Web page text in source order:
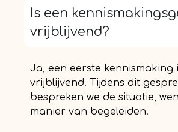
Is een
vrijblijvend?
Ja, een eerste kennismaking
vrijblijvend. Tijdens dit
bespreken we de situatie,
manier van begeleiden.